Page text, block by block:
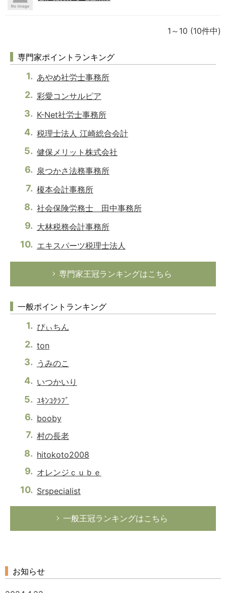
1～10 (10件中)
専門家ポイントランキング
あやめ社労士事務所
彩愛コンサルピア
K-Net社労士事務所
税理士法人 江崎総合会計
健保メリット株式会社
泉つかさ法務事務所
榎本会計事務所
社会保険労務士 田中事務所
大林税務会計事務所
エキスパーツ税理士法人
専門家王冠ランキングはこちら
一般ポイントランキング
ぴぃちん
ton
うみのこ
いつかいり
ﾕｷﾝｺｸﾗﾌﾞ
booby
村の長老
hitokoto2008
オレンジｃｕｂｅ
Srspecialist
一般王冠ランキングはこちら
お知らせ